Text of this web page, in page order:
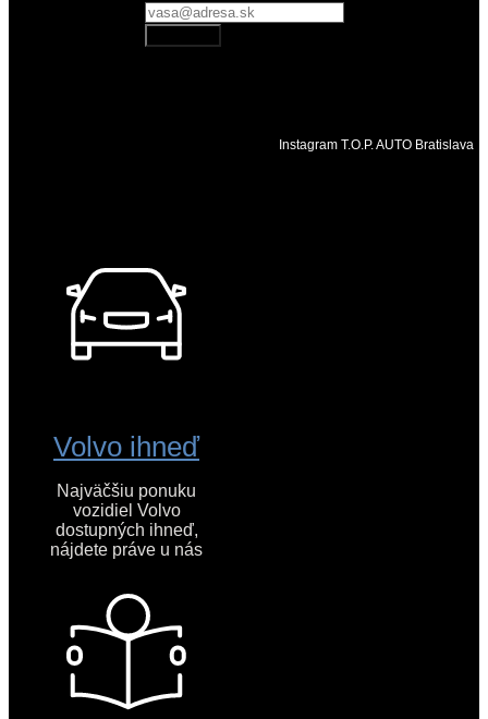
Instagram T.O.P. AUTO Bratislava
Volvo ihneď
Najväčšiu ponuku
vozidiel Volvo
dostupných ihneď,
nájdete práve u nás